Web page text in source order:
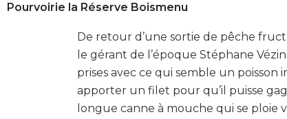
Pourvoirie la Réserve Boismenu
De retour d’une sortie de pêche
le gérant de l’époque Stéphane
prises avec ce qui semble un poisson
apporter un filet pour qu’il puisse
longue canne à mouche qui se